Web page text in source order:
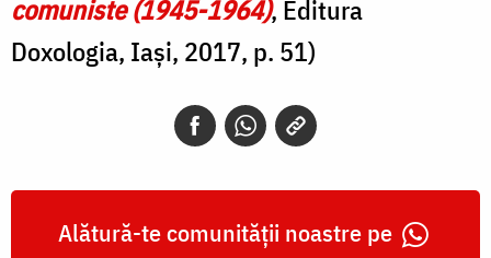
comuniste (1945-1964), Editura
Doxologia, Iași, 2017, p. 51)
Alătură-te comunității noastre pe